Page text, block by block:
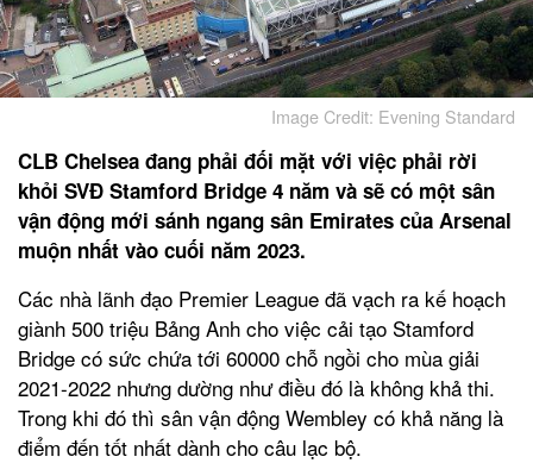
Image Credit: Evening Standard
CLB Chelsea đang phải đối mặt với việc phải rời
khỏi SVĐ Stamford Bridge 4 năm và sẽ có một sân
vận động mới sánh ngang sân Emirates của Arsenal
muộn nhất vào cuối năm 2023.
Các nhà lãnh đạo Premier League đã vạch ra kế hoạch
giành 500 triệu Bảng Anh cho việc cải tạo Stamford
Bridge có sức chứa tới 60000 chỗ ngồi cho mùa giải
2021-2022 nhưng dường như điều đó là không khả thi.
Trong khi đó thì sân vận động Wembley có khả năng là
điểm đến tốt nhất dành cho câu lạc bộ.